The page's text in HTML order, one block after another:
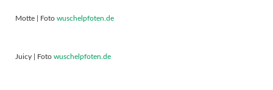
Motte | Foto wuschelpfoten.de
Juicy | Foto wuschelpfoten.de